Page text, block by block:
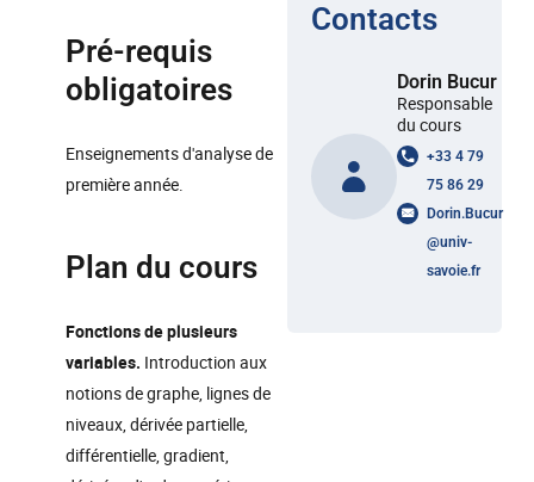
Pré-requis
obligatoires
Enseignements d'analyse de
première année.
Plan du cours
Fonctions de plusieurs
variables. Introduction aux
notions de graphe, lignes de
niveaux, dérivée partielle,
différentielle, gradient,
Contacts
Dorin Bucur
Responsable
du cours
+33 4 79
75 86 29
Dorin.Bucur
@univ-
savoie.fr